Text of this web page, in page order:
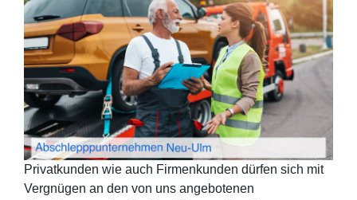
Privatkunden wie auch Firmenkunden dürfen sich mit
Vergnügen an den von uns angebotenen